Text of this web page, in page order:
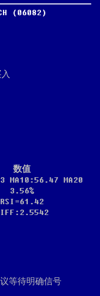
(06082)
数值
MA10:56.47 MA20
3.56%
RSI=61.42
等待明确信号